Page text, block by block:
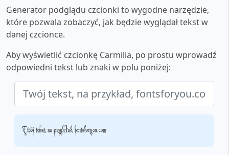
Generator podglądu czcionki to wygodne narzędzie,
które pozwala zobaczyć, jak będzie wyglądał tekst w
danej czcionce.
Aby wyświetlić czcionkę Carmilia, po prostu wprowadź
odpowiedni tekst lub znaki w polu poniżej:
Twój tekst, na przykład, fontsforyou.com